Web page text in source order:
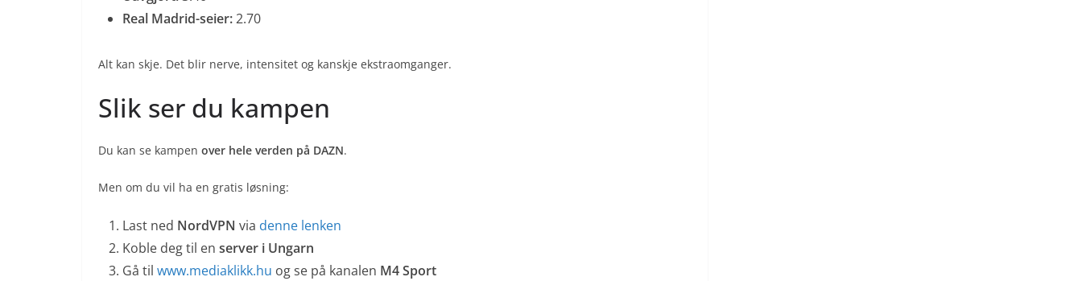
Real Madrid-seier:2.70
Alt kan skje. Det blir nerve, intensitet og kanskje ekstraomganger.
Slik ser du kampen
Du kan se kampen over hele verden på DAZN.
Men om du vil ha en gratis løsning:
Last ned NordVPN via denne lenken
Koble deg til en server i Ungarn
Gå til www.mediaklikk.hu og se på kanalen M4 Sport